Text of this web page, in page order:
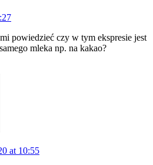
powiedzieć czy w tym ekspresie jest
mleka np. na kakao?
at 10:55